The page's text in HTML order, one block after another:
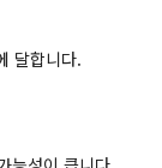
달합니다.